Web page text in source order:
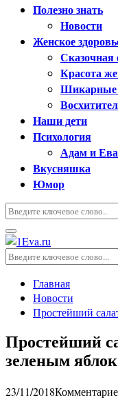
Полезно знать
Новости
Женское
Сказочная
Красота
Шикарные
Наши дети
Психология
Адам и Ева
Вкусняшка
Юмор
Искать:
Основное
меню
Искать:
Главная
Новости
Простейший
Простейший
зеленым
23/11/2018